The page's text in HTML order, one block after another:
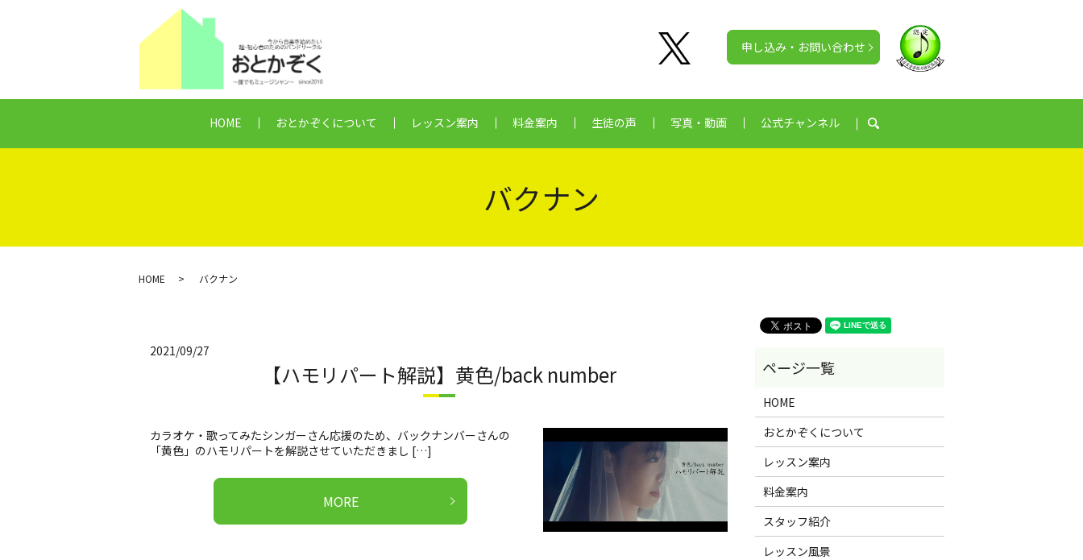
HOME おとかぞくについて レッスン案内 料金案内 生徒の声 写真・動画 公式チャンネル search
申し込み・お問い合わせ
バクナン
HOME バクナン
2021/09/27
【ハモリパート解説】黄色/back number
カラオケ・歌ってみたシンガーさん応援のため、バックナンバーさんの
「黄色」のハモリパートを解説させていただきまし […]
MORE
HOME
おとかぞくについて
レッスン案内
料金案内
スタッフ紹介
レッスン風景